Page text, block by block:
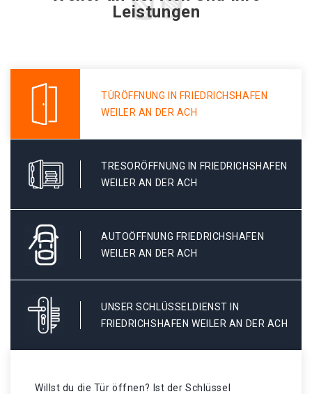
Leistungen
TÜRÖFFNUNG IN FRIEDRICHSHAFEN
WEILER AN DER ACH
TRESORÖFFNUNG IN FRIEDRICHSHAFEN
WEILER AN DER ACH
AUTOÖFFNUNG FRIEDRICHSHAFEN
WEILER AN DER ACH
UNSER SCHLÜSSELDIENST IN
FRIEDRICHSHAFEN WEILER AN DER ACH
Willst du die Tür öffnen? Ist der Schlüssel